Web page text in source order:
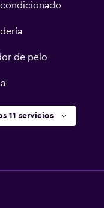
de pelo
11 servicios